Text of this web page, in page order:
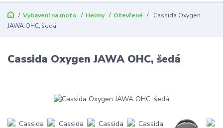
Vybavení na moto Helmy Otevřené
Cassida Oxygen
JAWA OHC, šedá
Cassida Oxygen JAWA OHC, šedá